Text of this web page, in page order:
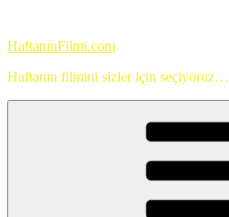
HaftanınFilmi.com
Haftanın filmini sizler için seçiyoruz…